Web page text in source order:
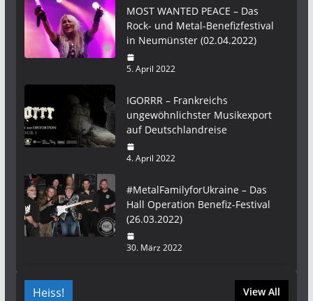
MOST WANTED PEACE – Das
Rock- und Metal-Benefizfestival
in Neumünster (02.04.2022)
5. April 2022
IGORRR – Frankreichs
ungewöhnlichster Musikexport
auf Deutschlandreise
4. April 2022
#MetalFamilyforUkraine – Das
Hall Operation Benefiz-Festival
(26.03.2022)
30. März 2022
Heiss! View All